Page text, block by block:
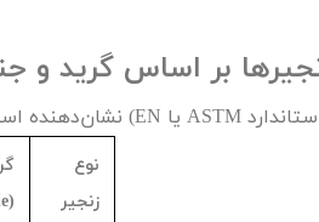
کارواش
موتور تک
بر اساس گرید و
ASTM یا EN) نشان‌دهنده
نوع
زنجیر
(